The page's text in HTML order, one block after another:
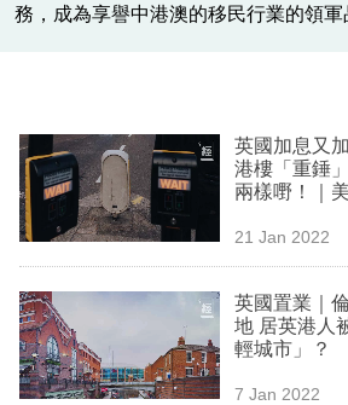
場
生
活
時
專
務，成為享譽中港澳的移民行業的領軍
英國加息又
港樓「重錘
兩樣嘢！｜
21 Jan 2022
英國置業｜
地 居英港人
輕城市」？
7 Jan 2022